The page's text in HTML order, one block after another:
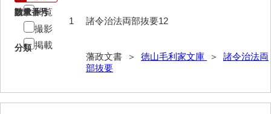
沙汰書
総触書抜
法制録
請求番号
諸令治法両部抜要12
分類
藩政文書 ＞ 徳山毛利家文庫 ＞ 諸令治法両
部抜要
数量
1
閲覧
撮影
掲載